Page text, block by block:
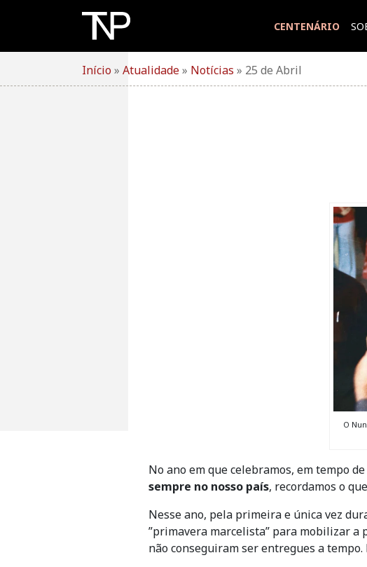
CENTENÁRIO
Início» Atualidade» Notícias » 25 de Abril
O
No ano em que celebramos, em tempo
sempre no nosso país, recordamos o
Nesse ano, pela primeira e única vez
”primavera marcelista” para mobilizar a
não conseguiram ser entregues a